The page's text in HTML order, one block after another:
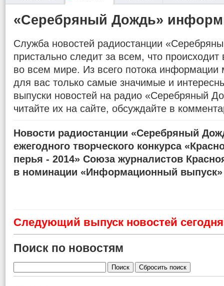
«Серебряный Дождь»
Служба новостей радиостанции
пристально следит за всем, что происходит
во всем мире. Из всего потока информации
для вас только самые значимые и
выпуски новостей на радио «Серебряный
читайте их на сайте, обсуждайте в
Новости радиостанции «Серебряный
ежегодного творческого конкурса
перья - 2014» Союза журналистов
в номинации «Информационный выпуск»
Cледующий выпуск новостей
Поиск по новостям